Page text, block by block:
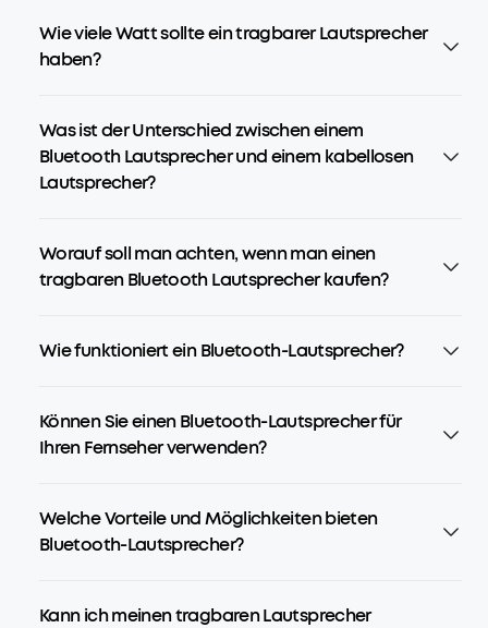
Wie viele Watt sollte ein tragbarer Lautsprecher
haben?
Was ist der Unterschied zwischen einem
Bluetooth Lautsprecher und einem kabellosen
Lautsprecher?
Worauf soll man achten, wenn man einen
tragbaren Bluetooth Lautsprecher kaufen?
Wie funktioniert ein Bluetooth-Lautsprecher?
Können Sie einen Bluetooth-Lautsprecher für
Ihren Fernseher verwenden?
Welche Vorteile und Möglichkeiten bieten
Bluetooth-Lautsprecher?
Kann ich meinen tragbaren Lautsprecher